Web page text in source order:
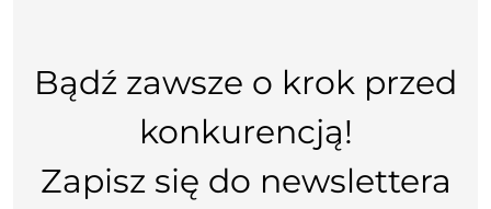
Bądź zawsze o krok przed
konkurencją!
Zapisz się do newslettera